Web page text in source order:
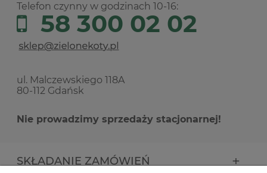
Telefon czynny w godzinach 10-16:
58 300 02 02
ul. Malczewskiego 118A
80-112 Gdańsk
Nie prowadzimy sprzedaży stacjonarnej!
SKŁADANIE ZAMÓWIEŃ